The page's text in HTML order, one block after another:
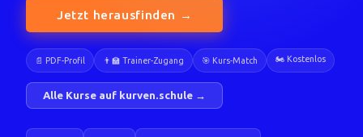
Jetzt herausfinden →
📄 PDF-Profil 👨‍🏫 Trainer-Zugang 🎯 Kurs-Match 🏍️ Kostenlos
Alle Kurse auf kurven.schule →